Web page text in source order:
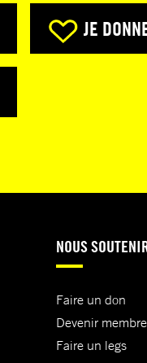
JE
NOUS
Faire un don
Devenir membre
Faire un legs